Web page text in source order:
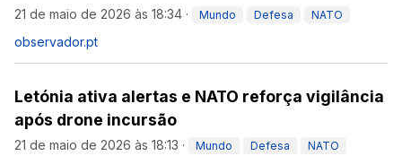
21 de maio de 2026 às 18:34 · Mundo Defesa NATO
observador.pt
Letónia ativa alertas e NATO reforça vigilância
após drone incursão
21 de maio de 2026 às 18:13 · Mundo Defesa NATO